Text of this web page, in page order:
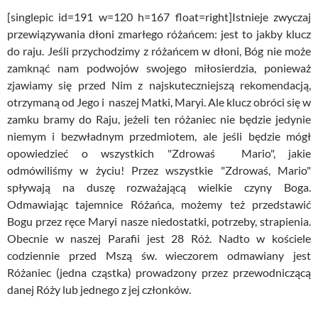
[singlepic id=191 w=120 h=167 float=right]Istnieje zwyczaj
przewiązywania dłoni zmarłego różańcem: jest to jakby klucz
do raju. Jeśli przychodzimy z różańcem w dłoni, Bóg nie może
zamknąć nam podwojów swojego miłosierdzia, ponieważ
zjawiamy się przed Nim z najskuteczniejszą rekomendacją,
otrzymaną od Jego i naszej Matki, Maryi. Ale klucz obróci się w
zamku bramy do Raju, jeżeli ten różaniec nie będzie jedynie
niemym i bezwładnym przedmiotem, ale jeśli będzie mógł
opowiedzieć o wszystkich "Zdrowaś Mario", jakie
odmówiliśmy w życiu! Przez wszystkie "Zdrowaś, Mario"
spływają na duszę rozważającą wielkie czyny Boga.
Odmawiając tajemnice Różańca, możemy też przedstawić
Bogu przez ręce Maryi nasze niedostatki, potrzeby, strapienia.
Obecnie w naszej Parafii jest 28 Róż. Nadto w kościele
codziennie przed Mszą św. wieczorem odmawiany jest
Różaniec (jedna cząstka) prowadzony przez przewodniczącą
danej Róży lub jednego z jej członków.